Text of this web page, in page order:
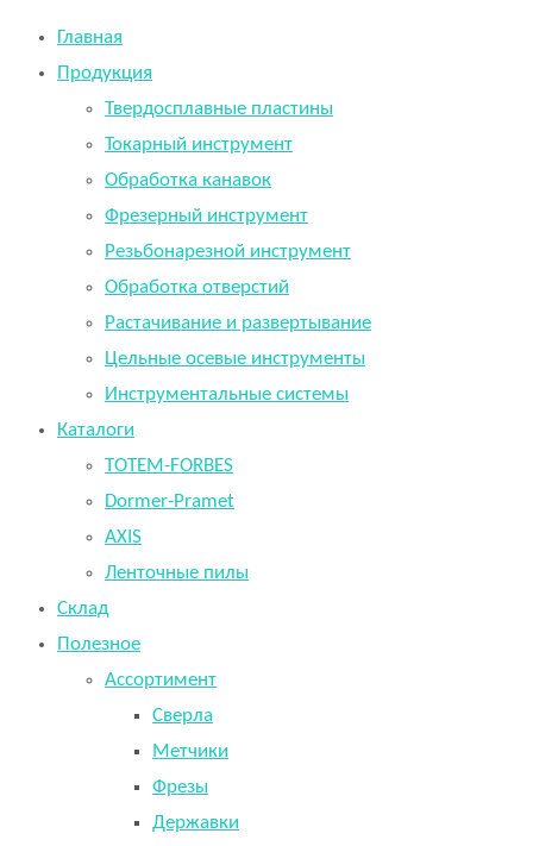
Главная
Продукция
Твердосплавные пластины
Токарный инструмент
Обработка канавок
Фрезерный инструмент
Резьбонарезной инструмент
Обработка отверстий
Растачивание и развертывание
Цельные осевые инструменты
Инструментальные системы
Каталоги
TOTEM-FORBES
Dormer-Pramet
AXIS
Ленточные пилы
Склад
Полезное
Ассортимент
Сверла
Метчики
Фрезы
Державки